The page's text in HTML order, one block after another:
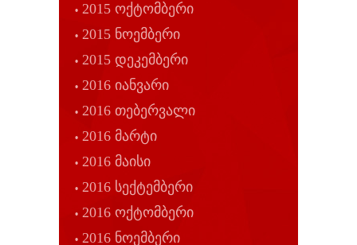
2015 ოქტომბერი
2015 ნოემბერი
2015 დეკემბერი
2016 იანვარი
2016 თებერვალი
2016 მარტი
2016 მაისი
2016 სექტემბერი
2016 ოქტომბერი
2016 ნოემბერი